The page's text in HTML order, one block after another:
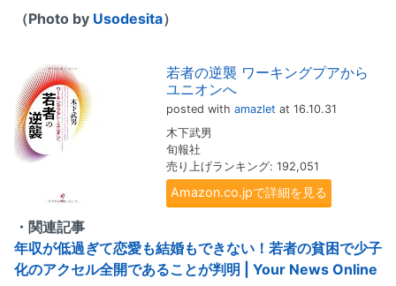
（Photo by Usodesita）
若者の逆襲 ワーキングプアから
ユニオンへ
posted with amazlet at 16.10.31
木下武男
旬報社
売り上げランキング: 192,051
Amazon.co.jpで詳細を見る
・関連記事
年収が低過ぎて恋愛も結婚もできない！若者の貧困で少子
化のアクセル全開であることが判明 | Your News Online